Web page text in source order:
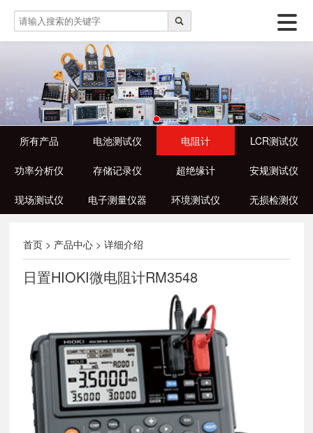
所有产品 电池测试仪 电阻计 LCR测试仪
功率分析仪 存储记录仪 超绝缘计 安规测试仪
现场测试仪 电子测量仪器 环境测试仪 无损检测仪
首页 > 产品中心 >详细介绍
日置HIOKI微电阻计RM3548